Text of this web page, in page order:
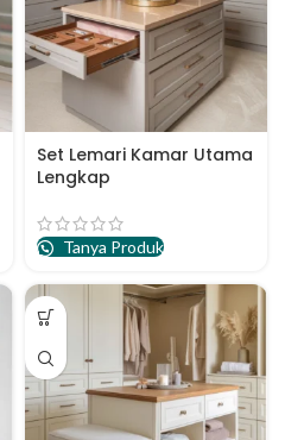
Set Lemari Kamar Utama
Lengkap
Tanya Produk